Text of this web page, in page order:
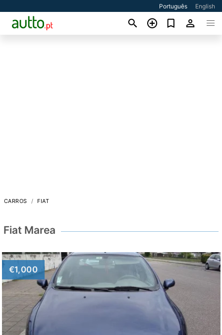
Português English
CARROS FIAT
Fiat Marea
€1,000